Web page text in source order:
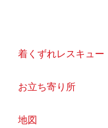
着くずれレスキュー
お立ち寄り所
地図